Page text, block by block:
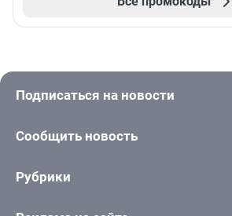
Подписаться на новости
Сообщить новость
Рубрики